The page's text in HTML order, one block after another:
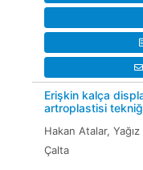
Erişkin kalça
artroplastisi
Hakan Atalar,
Çalta